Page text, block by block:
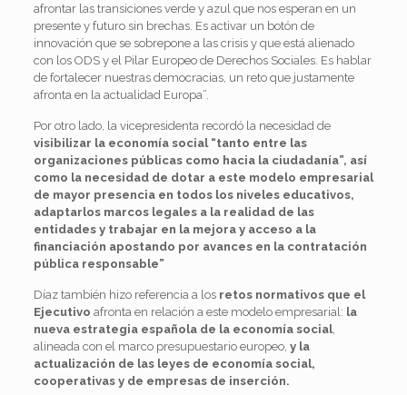
afrontar las transiciones verde y azul que nos esperan en un
presente y futuro sin brechas. Es activar un botón de
innovación que se sobrepone a las crisis y que está alienado
con los ODS y el Pilar Europeo de Derechos Sociales. Es hablar
de fortalecer nuestras democracias, un reto que justamente
afronta en la actualidad Europa”.
Por otro lado, la vicepresidenta recordó la necesidad de
visibilizar la economía social “tanto entre las
organizaciones públicas como hacia la ciudadanía”, así
como la necesidad de dotar a este modelo empresarial
de mayor presencia en todos los niveles educativos,
adaptarlos marcos legales a la realidad de las
entidades y trabajar en la mejora y acceso a la
financiación apostando por avances en la contratación
pública responsable”
Díaz también hizo referencia a los retos normativos que el
Ejecutivo afronta en relación a este modelo empresarial: la
nueva estrategia española de la economía social,
alineada con el marco presupuestario europeo, y la
actualización de las leyes de economía social,
cooperativas y de empresas de inserción.